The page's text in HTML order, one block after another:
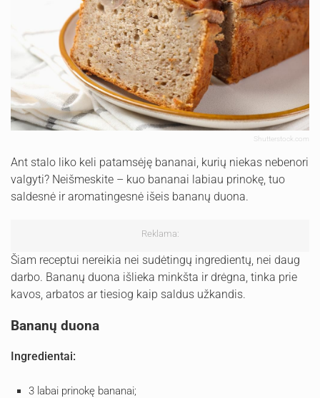
Shutterstock.com
Ant stalo liko keli patamsėję bananai, kurių niekas nebenori
valgyti? Neišmeskite – kuo bananai labiau prinokę, tuo
saldesnė ir aromatingesnė išeis bananų duona.
Reklama:
Šiam receptui nereikia nei sudėtingų ingredientų, nei daug
darbo. Bananų duona išlieka minkšta ir drėgna, tinka prie
kavos, arbatos ar tiesiog kaip saldus užkandis.
Bananų duona
Ingredientai:
3 labai prinokę bananai;